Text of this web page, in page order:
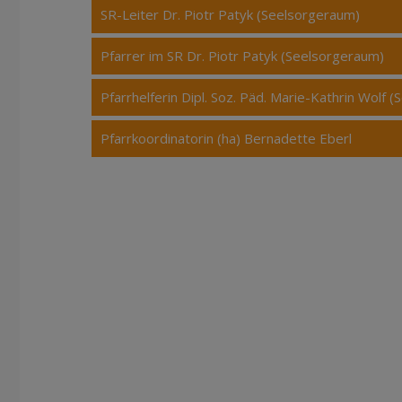
SR-Leiter Dr. Piotr Patyk (Seelsorgeraum)
Pfarrer im SR Dr. Piotr Patyk (Seelsorgeraum)
Pfarrhelferin Dipl. Soz. Päd. Marie-Kathrin Wolf
Pfarrkoordinatorin (ha) Bernadette Eberl